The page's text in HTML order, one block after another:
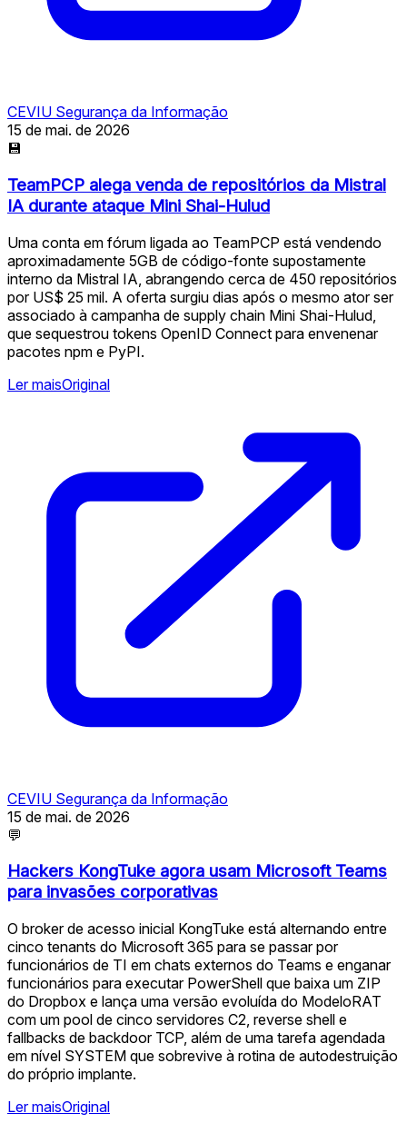
CEVIU Segurança da Informação
15 de mai. de 2026
💾
TeamPCP alega venda de repositórios da Mistral
IA durante ataque Mini Shai-Hulud
Uma conta em fórum ligada ao TeamPCP está vendendo
aproximadamente 5GB de código-fonte supostamente
interno da Mistral IA, abrangendo cerca de 450 repositórios
por US$ 25 mil. A oferta surgiu dias após o mesmo ator ser
associado à campanha de supply chain Mini Shai-Hulud,
que sequestrou tokens OpenID Connect para envenenar
pacotes npm e PyPI.
Ler maisOriginal
CEVIU Segurança da Informação
15 de mai. de 2026
💬
Hackers KongTuke agora usam Microsoft Teams
para invasões corporativas
O broker de acesso inicial KongTuke está alternando entre
cinco tenants do Microsoft 365 para se passar por
funcionários de TI em chats externos do Teams e enganar
funcionários para executar PowerShell que baixa um ZIP
do Dropbox e lança uma versão evoluída do ModeloRAT
com um pool de cinco servidores C2, reverse shell e
fallbacks de backdoor TCP, além de uma tarefa agendada
em nível SYSTEM que sobrevive à rotina de autodestruição
do próprio implante.
Ler maisOriginal